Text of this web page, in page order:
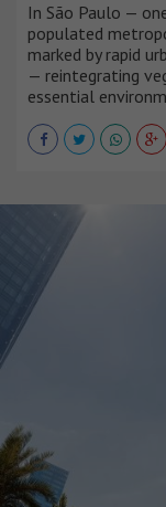
In São Paulo —
populated
marked by rapid
— reintegrating
essential